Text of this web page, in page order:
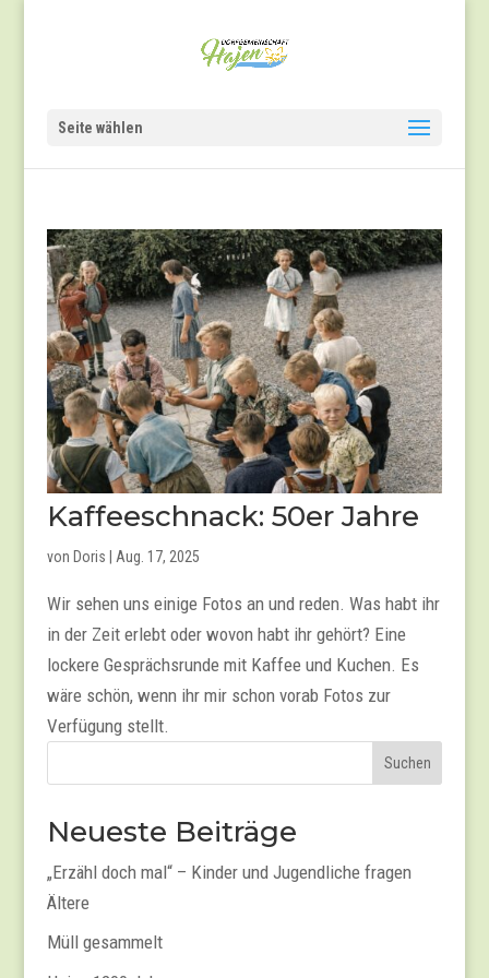
Seite wählen
Kaffeeschnack: 50er Jahre
von Doris Aug. 17, 2025
Wir sehen uns einige Fotos an und reden. Was habt ihr
in der Zeit erlebt oder wovon habt ihr gehört? Eine
lockere Gesprächsrunde mit Kaffee und Kuchen. Es
wäre schön, wenn ihr mir schon vorab Fotos zur
Verfügung stellt.
Suchen
Neueste Beiträge
„Erzähl doch mal“ – Kinder und Jugendliche fragen
Ältere
Müll gesammelt